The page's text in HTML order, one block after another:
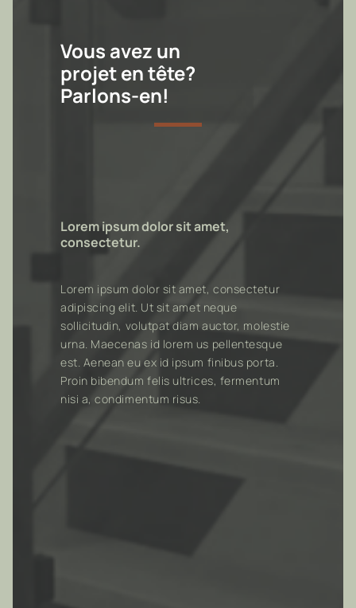
Vous avez un
projet en tête?
Parlons-en!
Lorem ipsum dolor sit amet,
consectetur.
Lorem ipsum dolor sit amet, consectetur
adipiscing elit. Ut sit amet neque
sollicitudin, volutpat diam auctor, molestie
urna. Maecenas id lorem us pellentesque
est. Aenean eu ex id ipsum finibus porta.
Proin bibendum felis ultrices, fermentum
nisi a, condimentum risus.